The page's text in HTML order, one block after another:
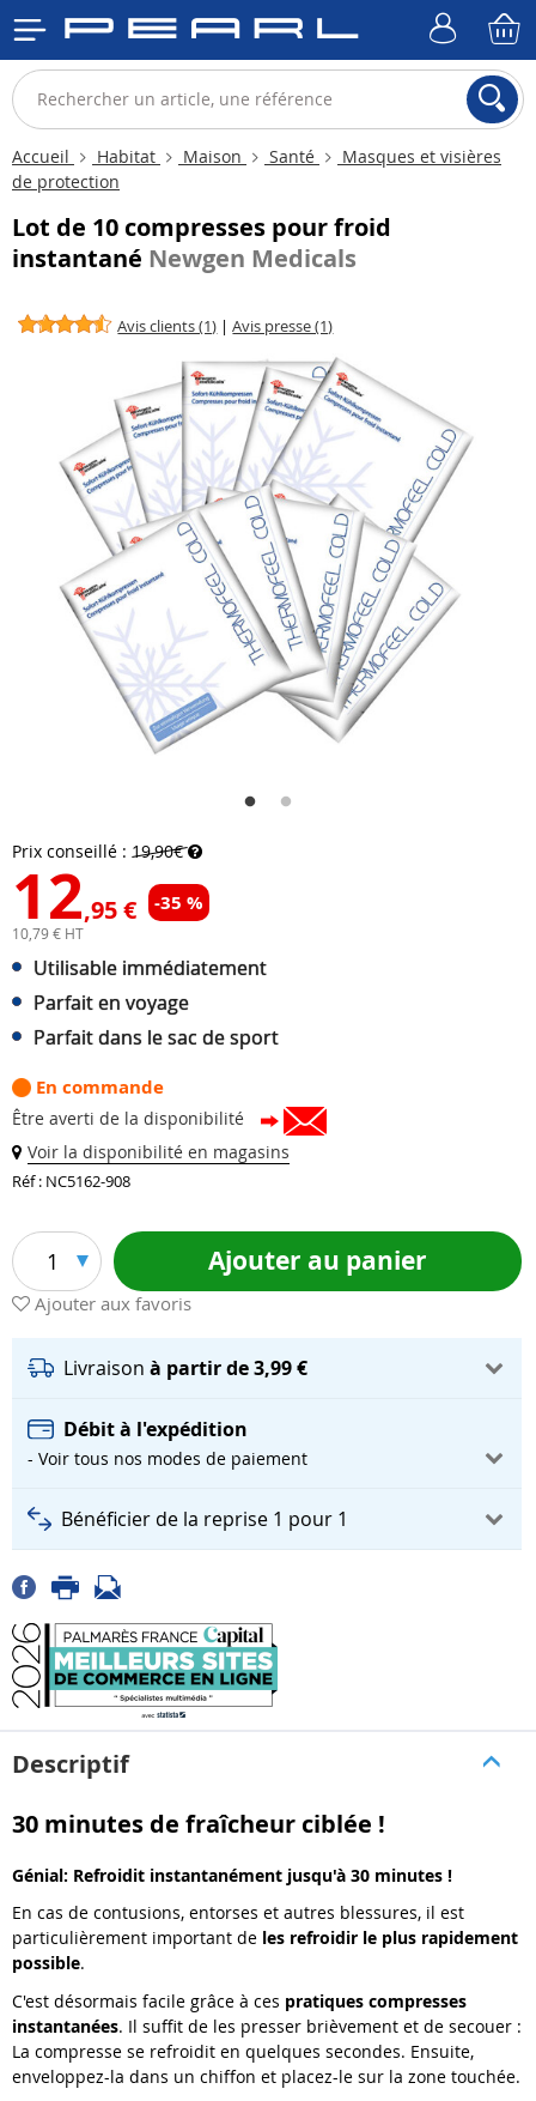
Accueil Habitat Maison Santé
Masques et visières
de protection
Lot de 10 compresses pour froid
instantané Newgen Medicals
Avis clients (1) |Avis presse (1)
Prix conseillé : 19,90€
12,95 € -35 %
10,79 € HT
Utilisable immédiatement
Parfait en voyage
Parfait dans le sac de sport
En commande
Être averti de la disponibilité
Voir la disponibilité en magasins
Réf : NC5162-908
1 Ajouter au panier
Ajouter aux favoris
Livraison à partir de 3,99 €
Débit à l'expédition
- Voir tous nos modes de paiement
Bénéficier de la reprise 1 pour 1
Descriptif
30 minutes de fraîcheur ciblée !
Génial: Refroidit instantanément jusqu'à 30 minutes !
En cas de contusions, entorses et autres blessures, il est
particulièrement important de les refroidir le plus rapidement
possible.
C'est désormais facile grâce à ces pratiques compresses
instantanées. Il suffit de les presser brièvement et de secouer :
La compresse se refroidit en quelques secondes. Ensuite,
enveloppez-la dans un chiffon et placez-le sur la zone touchée.